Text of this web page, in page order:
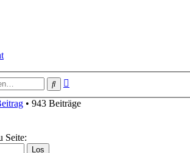
Suche
• 943 Beiträge
Seite: